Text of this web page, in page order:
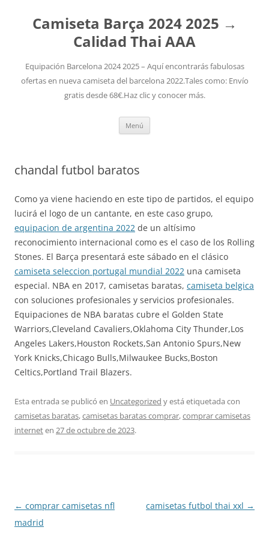
Camiseta Barça 2024 2025 →
Calidad Thai AAA
Equipación Barcelona 2024 2025 – Aquí encontrarás fabulosas
ofertas en nueva camiseta del barcelona 2022.Tales como: Envío
gratis desde 68€.Haz clic y conocer más.
Menú
chandal futbol baratos
Como ya viene haciendo en este tipo de partidos, el equipo
lucirá el logo de un cantante, en este caso grupo,
equipacion de argentina 2022 de un altísimo
reconocimiento internacional como es el caso de los Rolling
Stones. El Barça presentará este sábado en el clásico
camiseta seleccion portugal mundial 2022 una camiseta
especial. NBA en 2017, camisetas baratas, camiseta belgica
con soluciones profesionales y servicios profesionales.
Equipaciones de NBA baratas cubre el Golden State
Warriors,Cleveland Cavaliers,Oklahoma City Thunder,Los
Angeles Lakers,Houston Rockets,San Antonio Spurs,New
York Knicks,Chicago Bulls,Milwaukee Bucks,Boston
Celtics,Portland Trail Blazers.
Esta entrada se publicó en Uncategorized y está etiquetada con
camisetas baratas,camisetas baratas comprar,comprar camisetas
interneten 27 de octubre de 2023.
Navegación
de
← comprar camisetas nfl
madrid
camisetas futbol thai xxl →